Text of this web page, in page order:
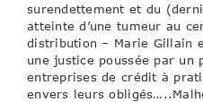
surendettement et du
atteinte d’une tumeur au
distribution – Marie Gillain
une justice poussée par
entreprises de crédit à
envers leurs